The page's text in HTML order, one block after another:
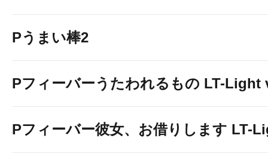
Pうまい棒2
Pフィーバーうたわれるもの LT-Light
Pフィーバー彼女、お借りします LT-